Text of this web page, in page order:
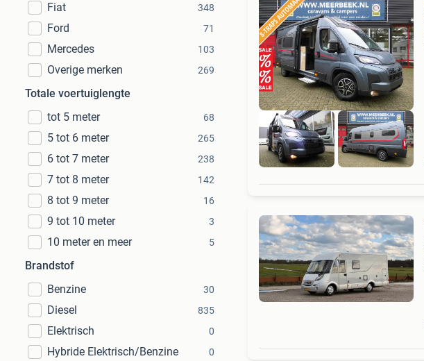
Fiat 348
Ford 71
Mercedes 103
Overige merken 269
Totale voertuiglengte
tot 5 meter
68
5 tot 6 meter 265
6 tot 7 meter 238
7 tot 8 meter 142
8 tot 9 meter 16
9 tot 10 meter 3
10 meter en meer 5
Brandstof
Benzine
30
Diesel 835
Elektrisch 0
Hybride Elektrisch/Benzine 0